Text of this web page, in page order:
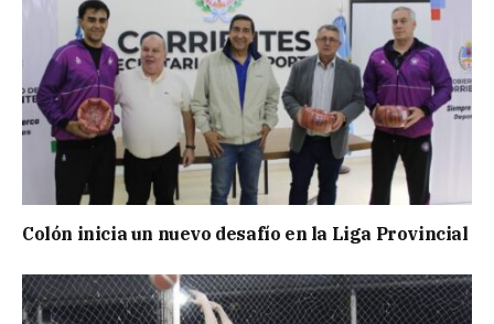
Colón inicia un nuevo desafío en la Liga Provincial